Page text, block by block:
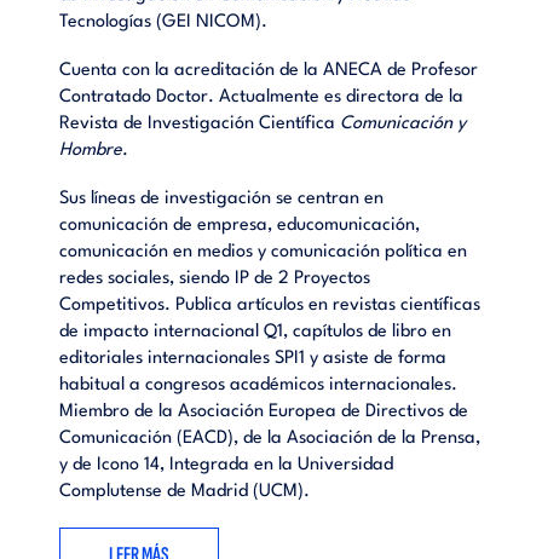
Tecnologías (GEI NICOM).
Cuenta con la acreditación de la ANECA de Profesor
Contratado Doctor. Actualmente es directora de la
Revista de Investigación Científica Comunicación y
Hombre.
Sus líneas de investigación se centran en
comunicación de empresa, educomunicación,
comunicación en medios y comunicación política en
redes sociales, siendo IP de 2 Proyectos
Competitivos. Publica artículos en revistas científicas
de impacto internacional Q1, capítulos de libro en
editoriales internacionales SPI1 y asiste de forma
habitual a congresos académicos internacionales.
Miembro de la Asociación Europea de Directivos de
Comunicación (EACD), de la Asociación de la Prensa,
y de Icono 14, Integrada en la Universidad
Complutense de Madrid (UCM).